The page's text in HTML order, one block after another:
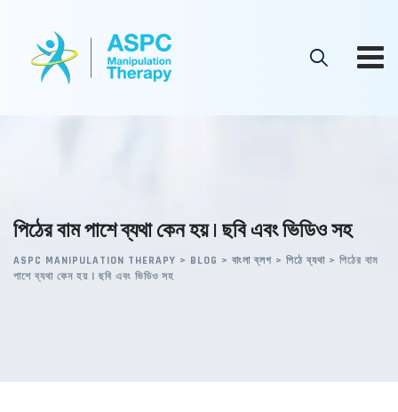
content
পিঠের বাম পাশে ব্যথা কেন হয় | ছবি এবং ভিডিও সহ
ASPC MANIPULATION THERAPY > BLOG > বাংলা ব্লগ > পিঠে ব্যথা > পিঠের বাম
পাশে ব্যথা কেন হয় | ছবি এবং ভিডিও সহ